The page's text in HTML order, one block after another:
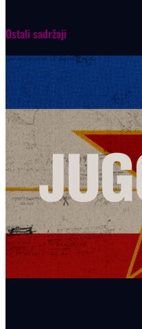
Ostali sadržaji